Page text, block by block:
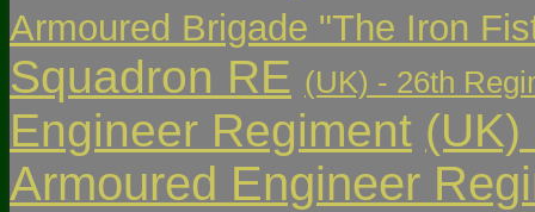
Armoured Brigade "The Iron
Squadron RE (UK) - 26th
Engineer Regiment
Armoured Engineer